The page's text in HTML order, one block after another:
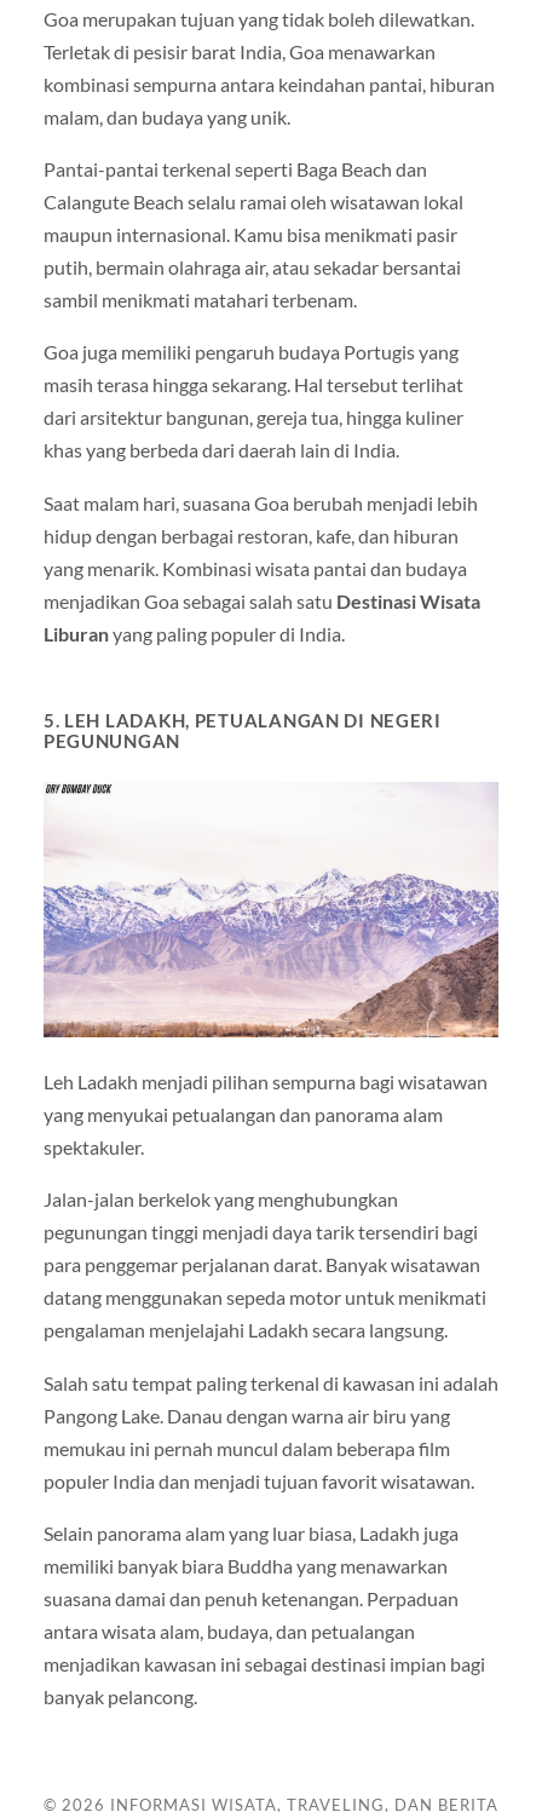
Goa merupakan tujuan yang tidak boleh dilewatkan.
Terletak di pesisir barat India, Goa menawarkan
kombinasi sempurna antara keindahan pantai, hiburan
malam, dan budaya yang unik.
Pantai-pantai terkenal seperti Baga Beach dan
Calangute Beach selalu ramai oleh wisatawan lokal
maupun internasional. Kamu bisa menikmati pasir
putih, bermain olahraga air, atau sekadar bersantai
sambil menikmati matahari terbenam.
Goa juga memiliki pengaruh budaya Portugis yang
masih terasa hingga sekarang. Hal tersebut terlihat
dari arsitektur bangunan, gereja tua, hingga kuliner
khas yang berbeda dari daerah lain di India.
Saat malam hari, suasana Goa berubah menjadi lebih
hidup dengan berbagai restoran, kafe, dan hiburan
yang menarik. Kombinasi wisata pantai dan budaya
menjadikan Goa sebagai salah satu Destinasi Wisata
Liburanyang paling populer di India.
5. LEH LADAKH, PETUALANGAN DI NEGERI
PEGUNUNGAN
Leh Ladakh menjadi pilihan sempurna bagi wisatawan
yang menyukai petualangan dan panorama alam
spektakuler.
Jalan-jalan berkelok yang menghubungkan
pegunungan tinggi menjadi daya tarik tersendiri bagi
para penggemar perjalanan darat. Banyak wisatawan
datang menggunakan sepeda motor untuk menikmati
pengalaman menjelajahi Ladakh secara langsung.
Salah satu tempat paling terkenal di kawasan ini adalah
Pangong Lake. Danau dengan warna air biru yang
memukau ini pernah muncul dalam beberapa film
populer India dan menjadi tujuan favorit wisatawan.
Selain panorama alam yang luar biasa, Ladakh juga
memiliki banyak biara Buddha yang menawarkan
suasana damai dan penuh ketenangan. Perpaduan
antara wisata alam, budaya, dan petualangan
menjadikan kawasan ini sebagai destinasi impian bagi
banyak pelancong.
© 2026 INFORMASI WISATA, TRAVELING, DAN BERITA